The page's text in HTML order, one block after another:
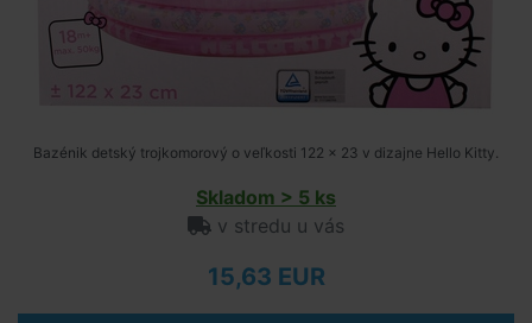
Bazénik detský trojkomorový o veľkosti 122 x 23 v dizajne Hello Kitty.
Skladom > 5 ks
v stredu u vás
15,63 EUR